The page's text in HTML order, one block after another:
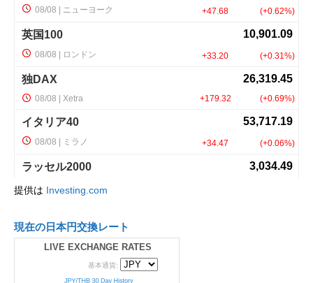
提供は Investing.com
現在の日本円交換レート
LIVE EXCHANGE RATES